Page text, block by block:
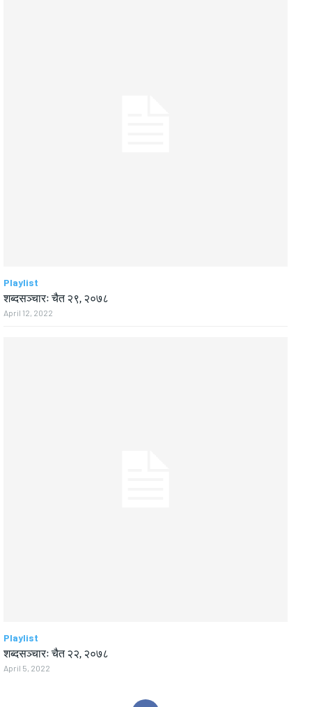
Playlist
शब्दसञ्चारः चैत २९, २०७८
April 12, 2022
Playlist
शब्दसञ्चारः चैत २२, २०७८
April 5, 2022